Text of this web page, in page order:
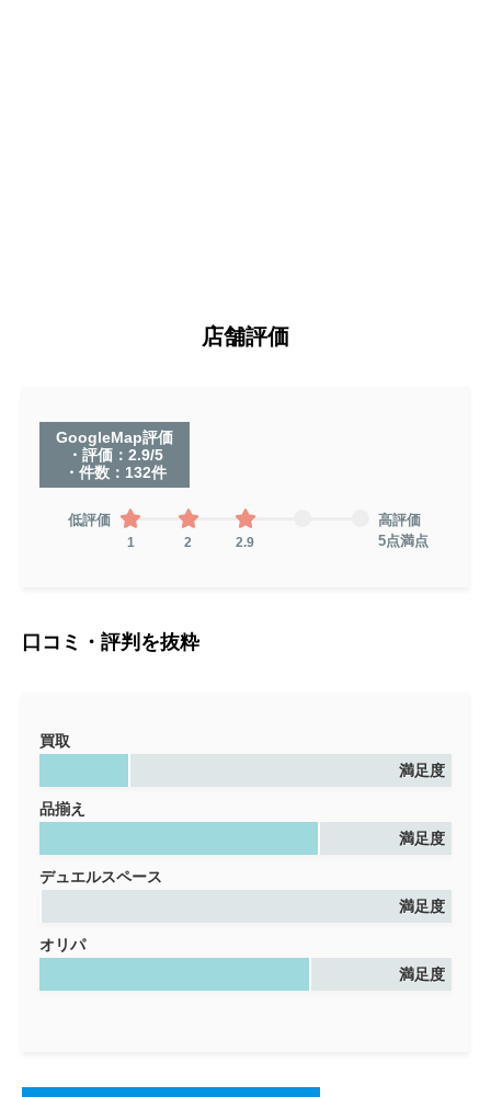
店舗評価
GoogleMap評価
・評価：2.9/5
・件数：132件
低評価
1 2 2.9
高評価
5点満点
口コミ・評判を抜粋
買取
満足度
品揃え
満足度
デュエルスペース
満足度
オリパ
満足度